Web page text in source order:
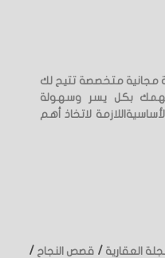
متخصصة تتيح لك
تهمك بكل يسر وسهولة
لاتخاذ أهم
العقارية / قصص النجاح /